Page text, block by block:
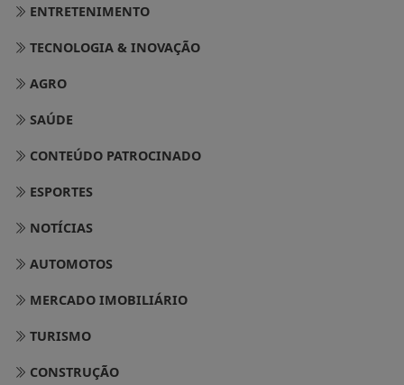
ENTRETENIMENTO
TECNOLOGIA & INOVAÇÃO
AGRO
SAÚDE
CONTEÚDO PATROCINADO
ESPORTES
NOTÍCIAS
AUTOMOTOS
MERCADO IMOBILIÁRIO
TURISMO
CONSTRUÇÃO